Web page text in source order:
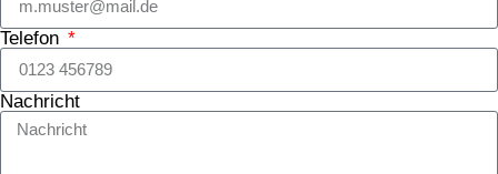
Telefon
Nachricht